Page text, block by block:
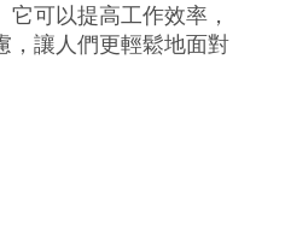
它可以提高工作效率，
，讓人們更輕鬆地面對